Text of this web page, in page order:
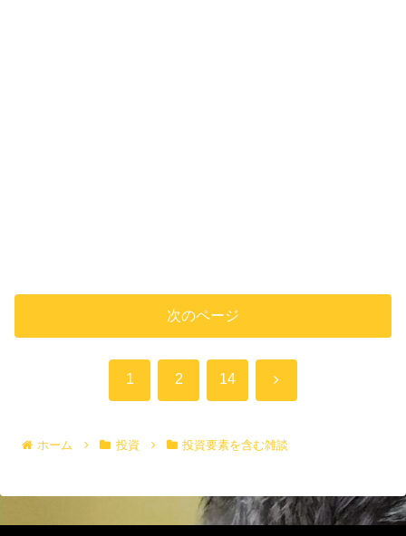
次のページ
1 2 14 次
ホーム 投資 投資要素を含む雑談